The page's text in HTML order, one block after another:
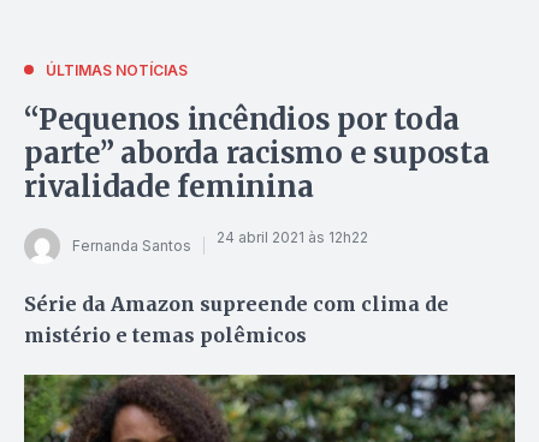
ÚLTIMAS NOTÍCIAS
“Pequenos incêndios por toda
parte” aborda racismo e suposta
rivalidade feminina
Fernanda Santos 24 abril 2021 às 12h22
Série da Amazon supreende com clima de
mistério e temas polêmicos